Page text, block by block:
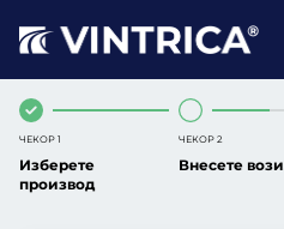
ЧЕКОР 1
Изберете
производ
ЧЕКОР 2
Внесете